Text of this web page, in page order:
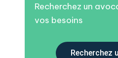
Recherchez un
vos besoins
Recherchez